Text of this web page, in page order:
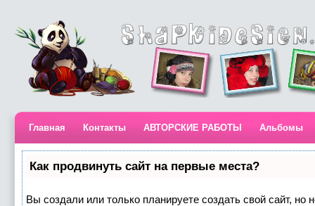
Главная Контакты АВТОРСКИЕ РАБОТЫ Альбомы
Как продвинуть сайт на первые места?
Вы создали или только планируете создать свой сайт, но